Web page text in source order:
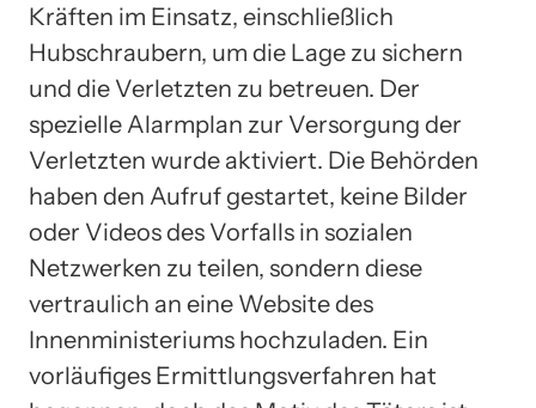
Kräften im Einsatz, einschließlich
Hubschraubern, um die Lage zu sichern
und die Verletzten zu betreuen. Der
spezielle Alarmplan zur Versorgung der
Verletzten wurde aktiviert. Die Behörden
haben den Aufruf gestartet, keine Bilder
oder Videos des Vorfalls in sozialen
Netzwerken zu teilen, sondern diese
vertraulich an eine Website des
Innenministeriums hochzuladen. Ein
vorläufiges Ermittlungsverfahren hat